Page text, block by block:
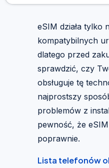
eSIM działa tylko
kompatybilnych
dlatego przed
sprawdzić, czy
obsługuje tę
najprostszy
problemów z
pewność, że eSIM
poprawnie.
Lista telefonów